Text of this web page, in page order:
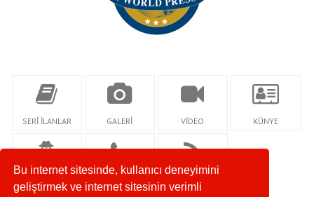
Bu internet sitesinde, kullanıcı deneyimini
geliştirmek ve internet sitesinin verimli
SERİ İLANLAR GALERİ VİDEO KÜNYE
İLETİŞİM RSS